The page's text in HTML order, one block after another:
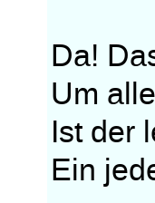
Da!
Um
Ist der
Ein